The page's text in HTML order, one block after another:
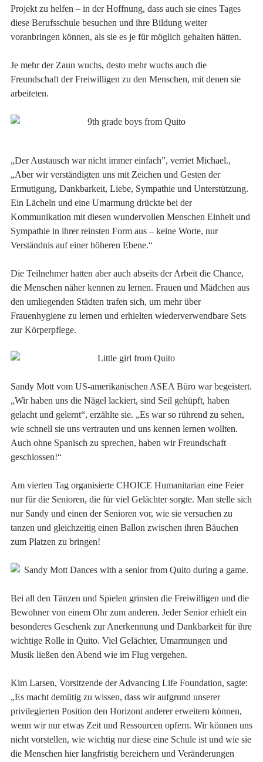
Projekt zu helfen – in der Hoffnung, dass auch sie eines Tages
diese Berufsschule besuchen und ihre Bildung weiter
voranbringen können, als sie es je für möglich gehalten hätten.
Je mehr der Zaun wuchs, desto mehr wuchs auch die
Freundschaft der Freiwilligen zu den Menschen, mit denen sie
arbeiteten.
„Der Austausch war nicht immer einfach”, verriet Michael.,
„Aber wir verständigten uns mit Zeichen und Gesten der
Ermutigung, Dankbarkeit, Liebe, Sympathie und Unterstützung.
Ein Lächeln und eine Umarmung drückte bei der
Kommunikation mit diesen wundervollen Menschen Einheit und
Sympathie in ihrer reinsten Form aus – keine Worte, nur
Verständnis auf einer höheren Ebene.“
Die Teilnehmer hatten aber auch abseits der Arbeit die Chance,
die Menschen näher kennen zu lernen. Frauen und Mädchen aus
den umliegenden Städten trafen sich, um mehr über
Frauenhygiene zu lernen und erhielten wiederverwendbare Sets
zur Körperpflege.
Sandy Mott vom US-amerikanischen ASEA Büro war begeistert.
„Wir haben uns die Nägel lackiert, sind Seil gehüpft, haben
gelacht und gelernt“, erzählte sie. „Es war so rührend zu sehen,
wie schnell sie uns vertrauten und uns kennen lernen wollten.
Auch ohne Spanisch zu sprechen, haben wir Freundschaft
geschlossen!“
Am vierten Tag organisierte CHOICE Humanitarian eine Feier
nur für die Senioren, die für viel Gelächter sorgte. Man stelle sich
nur Sandy und einen der Senioren vor, wie sie versuchen zu
tanzen und gleichzeitig einen Ballon zwischen ihren Bäuchen
zum Platzen zu bringen!
Bei all den Tänzen und Spielen grinsten die Freiwilligen und die
Bewohner von einem Ohr zum anderen. Jeder Senior erhielt ein
besonderes Geschenk zur Anerkennung und Dankbarkeit für ihre
wichtige Rolle in Quito. Viel Gelächter, Umarmungen und
Musik ließen den Abend wie im Flug vergehen.
Kim Larsen, Vorsitzende der Advancing Life Foundation, sagte:
„Es macht demütig zu wissen, dass wir aufgrund unserer
privilegierten Position den Horizont anderer erweitern können,
wenn wir nur etwas Zeit und Ressourcen opfern. Wir können uns
nicht vorstellen, wie wichtig nur diese eine Schule ist und wie sie
die Menschen hier langfristig bereichern und Veränderungen